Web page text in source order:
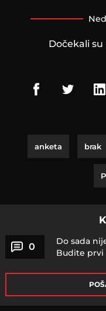
Dočekali
anketa brak
0
Do sada
Budite prvi